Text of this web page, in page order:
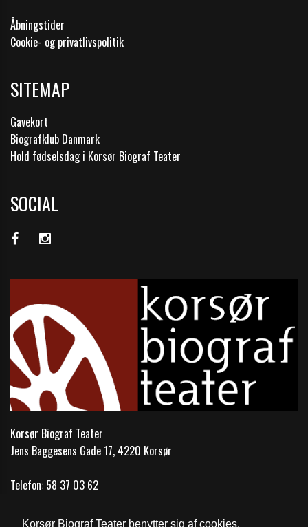
Korsør Biograf Teater benytter sig af cookies.
Åbningstider
Cookie- og privatlivspolitik
SITEMAP
Gavekort
Biografklub Danmark
Hold fødselsdag i Korsør Biograf Teater
SOCIAL
Korsør Biograf Teater
Jens Baggesens Gade 17, 4220 Korsør
Telefon: 58 37 03 62